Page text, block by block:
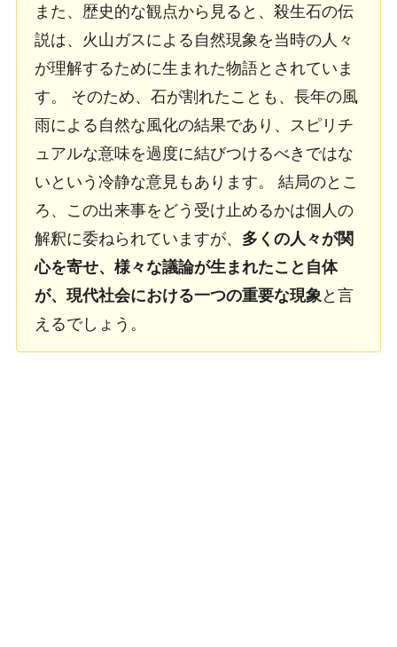
また、歴史的な観点から見ると、殺生石の伝
説は、火山ガスによる自然現象を当時の人々
が理解するために生まれた物語とされていま
す。 そのため、石が割れたことも、長年の風
雨による自然な風化の結果であり、スピリチ
ュアルな意味を過度に結びつけるべきではな
いという冷静な意見もあります。 結局のとこ
ろ、この出来事をどう受け止めるかは個人の
解釈に委ねられていますが、 多くの人々が関
心を寄せ、様々な議論が生まれたこと自体
が、現代社会における一つの重要な現象と言
えるでしょう。